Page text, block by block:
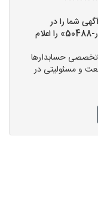
شما را در
سایت هزار حسابدار دیده ام و کد «حسابدار-50488» را اعلام
تخصصی حسابدارها
و مسئولیتی در